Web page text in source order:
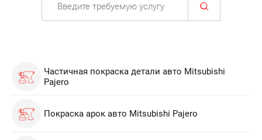
Частичная покраска детали авто Mitsubishi
Pajero
Покраска арок авто Mitsubishi Pajero